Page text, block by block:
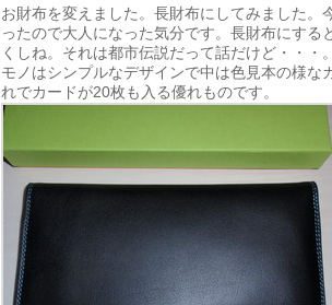
お財布を変えました。長財布にしてみました。
ったので大人になった気分です。長財布にする
くしね。それは都市伝説だって話だけど・・・
モノはシンプルなデザインで中は色見本の様な
れでカードが20枚も入る優れものです。